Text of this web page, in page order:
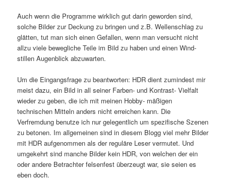
Auch wenn die Programme wirklich gut darin geworden sind,
solche Bilder zur Deckung zu bringen und z.B. Wellenschlag zu
glätten, tut man sich einen Gefallen, wenn man versucht nicht
allzu viele bewegliche Teile im Bild zu haben und einen Wind-
stillen Augenblick abzuwarten.
Um die Eingangsfrage zu beantworten: HDR dient zumindest mir
meist dazu, ein Bild in all seiner Farben- und Kontrast- Vielfalt
wieder zu geben, die ich mit meinen Hobby- mäßigen
technischen Mitteln anders nicht erreichen kann. Die
Verfremdung benutze ich nur gelegentlich um spezifische Szenen
zu betonen. Im allgemeinen sind in diesem Blogg viel mehr Bilder
mit HDR aufgenommen als der reguläre Leser vermutet. Und
umgekehrt sind manche Bilder kein HDR, von welchen der ein
oder andere Betrachter felsenfest überzeugt war, sie seien es
eben doch.